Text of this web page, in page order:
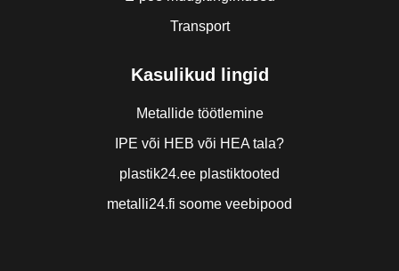
Transport
Kasulikud lingid
Metallide töötlemine
IPE või HEB või HEA tala?
plastik24.ee plastiktooted
metalli24.fi soome veebipood